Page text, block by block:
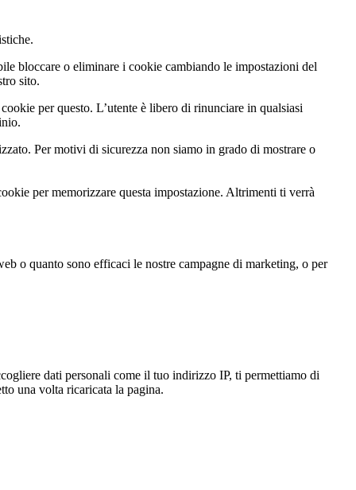
bloccare o eliminare i cookie cambiando le impostazioni del
sito.
per questo. L’utente è libero di rinunciare in qualsiasi
Per motivi di sicurezza non siamo in grado di mostrare o
per memorizzare questa impostazione. Altrimenti ti verrà
o quanto sono efficaci le nostre campagne di marketing, o per
dati personali come il tuo indirizzo IP, ti permettiamo di
una volta ricaricata la pagina.